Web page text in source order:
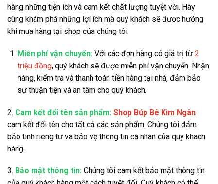
hàng những tiện ích và cam kết chất lượng tuyệt vời. Hãy
cùng khám phá những lợi ích mà quý khách sẽ được hưởng
khi mua hàng tại shop của chúng tôi.
Miễn phí vận chuyển: Với các đơn hàng có giá trị từ 2
triệu đồng, quý khách sẽ được miễn phí vận chuyển. Nhận
hàng, kiểm tra và thanh toán tiền hàng tại nhà, đảm bảo
sự thuận tiện và an tâm cho quý khách.
2. Cam kết đổi tên sản phẩm: Shop Búp Bê Kim Ngân
cam kết đổi tên cho tất cả các sản phẩm. Chúng tôi đảm
bảo tính riêng tư và bảo vệ thông tin cá nhân của quý khách
hàng.
3. Bảo mật thông tin: Chúng tôi cam kết bảo mật thông tin